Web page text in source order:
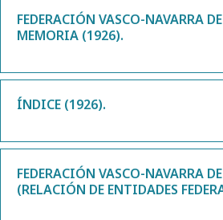
FEDERACIÓN VASCO-NAVARRA
MEMORIA (1926).
ÍNDICE (1926).
FEDERACIÓN VASCO-NAVARRA
(RELACIÓN DE ENTIDADES